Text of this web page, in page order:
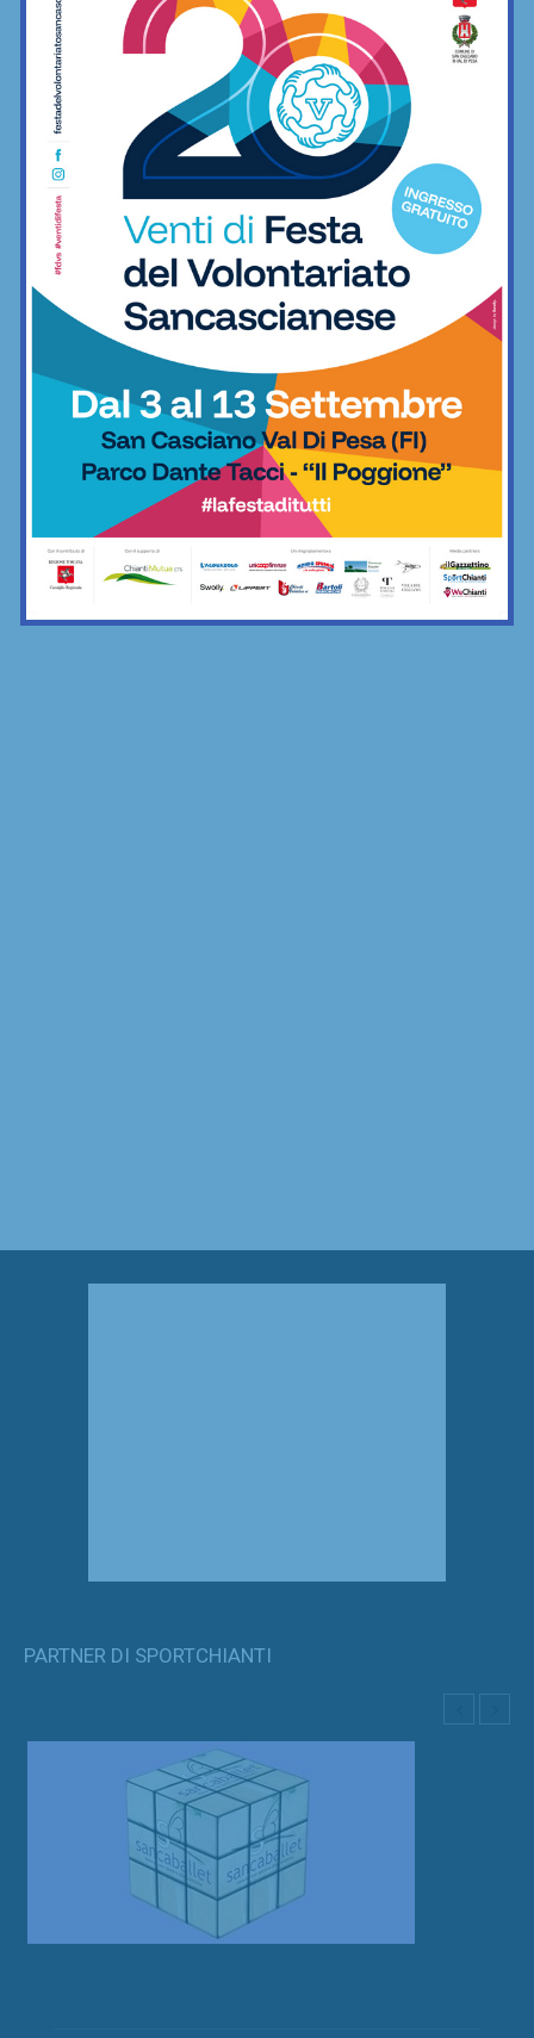
minimo indispensabile
Freestyle 06/12/2022
BAR SPORT...CHIANTI Bar Sport...Chianti
E dopo il derby… ecco il “terzo tempo”:
la merenda comune di Grevigiana e...
Bar Sport...Chianti 17/11/2025
PARTNER DI SPORTCHIANTI